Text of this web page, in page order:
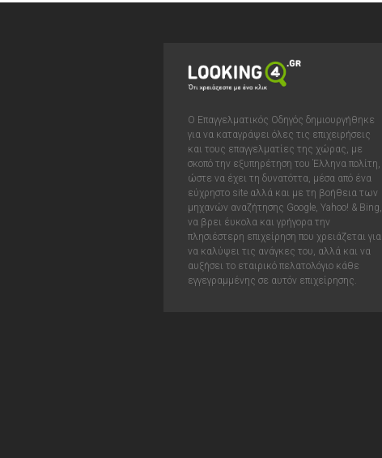
Ο Επαγγελματικός Οδηγός δημιουργήθηκε
για να καταγράψει όλες τις επιχειρήσεις
και τους επαγγελματίες της χώρας, με
σκοπό την εξυπηρέτηση του Έλληνα πολίτη,
ώστε να έχει τη δυνατόττα, μέσα από ένα
εύχρηστο site αλλά και με τη βοήθεια των
μηχανών αναζήτησης Google, Yahoo! & Bing,
να βρει έυκολα και γρήγορα την
πλησιέστερη επιχείρηση που χρειάζεται για
να καλύψει τις ανάγκες του, αλλά και να
αυξήσει το εταιρικό πελατολόγιο κάθε
εγγεγραμμένης σε αυτόν επιχείρησης.